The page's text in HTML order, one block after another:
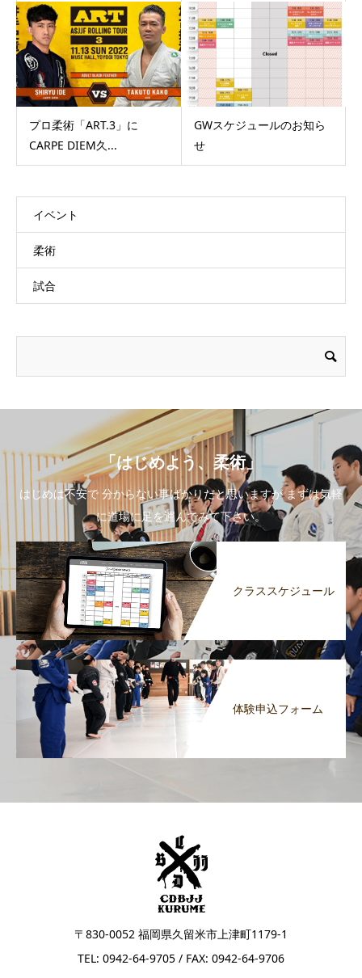
プロ柔術「ART.3」に
CARPE DIEM久...
GWスケジュールのお知ら
せ
イベント
柔術
試合
「はじめよう、柔術」
はじめは不安で 分からない事ばかりだと思いますが まずは気軽
に道場に足を運んでみて下さい。
クラススケジュール
体験申込フォーム
〒830-0052 福岡県久留米市上津町1179-1
TEL: 0942-64-9705 / FAX: 0942-64-9706